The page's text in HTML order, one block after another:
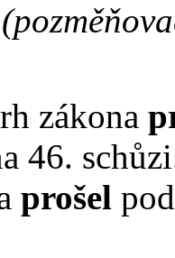
zákona
46.
prošel